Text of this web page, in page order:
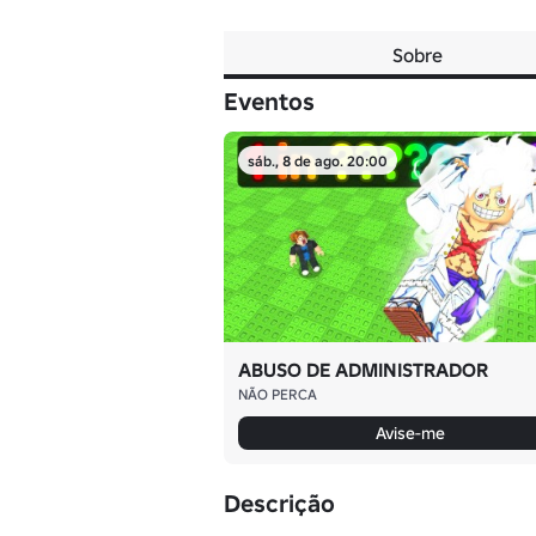
Sobre
Eventos
sáb., 8 de ago. 20:00
ABUSO DE ADMINISTRADOR
NÃO PERCA
Avise-me
Descrição